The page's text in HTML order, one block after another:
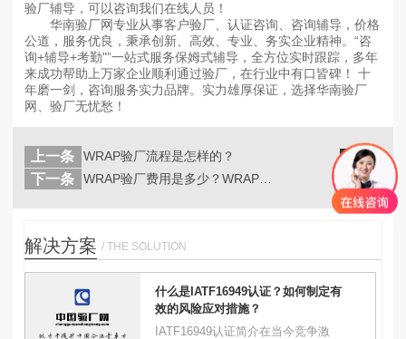
验厂辅导，可以咨询我们在线人员！
华南验厂网专业从事客户验厂、认证咨询、咨询辅导，价格
公道，服务优良，秉承创新、高效、专业、务实企业精神。“咨
询+辅导+考勤"”一站式服务保姆式辅导，全方位实时跟踪，多年
来成功帮助上万家企业顺利通过验厂，在行业中有口皆碑！ 十
年磨一剑，咨询服务实力品牌。实力雄厚保证，选择华南验厂
网、验厂无忧愁！
返回
列表
上一条 WRAP验厂流程是怎样的？
下一条
解决方案 / THE SOLUTION
什么是IATF16949认证？如何制定有
效的风险应对措施？
IATF16949认证简介在当今竞争激